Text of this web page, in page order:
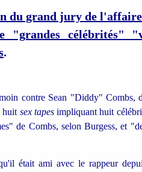
du grand jury de
"grandes célébrités"
.
contre Sean "Diddy" Combs,
huit sex tapesimpliquant huit
de Combs, selon Burgess, et
était ami avec le rappeur